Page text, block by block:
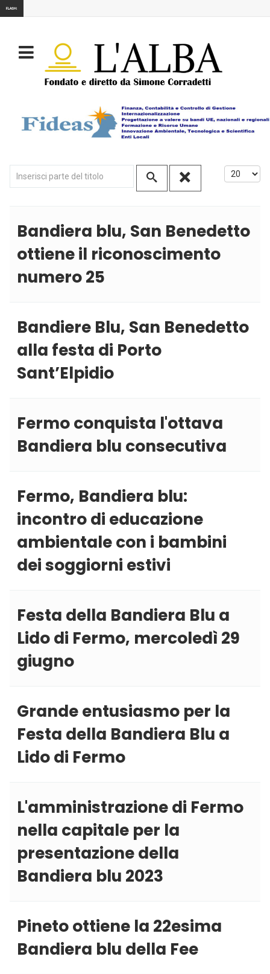
FLASH:
Inserisci parte del titolo
Bandiera blu, San Benedetto
ottiene il riconoscimento
numero 25
Bandiere Blu, San Benedetto
alla festa di Porto
Sant’Elpidio
Fermo conquista l'ottava
Bandiera blu consecutiva
Fermo, Bandiera blu:
incontro di educazione
ambientale con i bambini
dei soggiorni estivi
Festa della Bandiera Blu a
Lido di Fermo, mercoledì 29
giugno
Grande entusiasmo per la
Festa della Bandiera Blu a
Lido di Fermo
L'amministrazione di Fermo
nella capitale per la
presentazione della
Bandiera blu 2023
Pineto ottiene la 22esima
Bandiera blu della Fee